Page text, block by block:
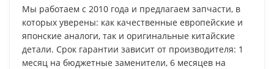
Мы работаем с 2010 года и предлагаем запчасти, в
которых уверены: как качественные европейские и
японские аналоги, так и оригинальные китайские
детали. Срок гарантии зависит от производителя: 1
месяц на бюджетные заменители, 6 месяцев на